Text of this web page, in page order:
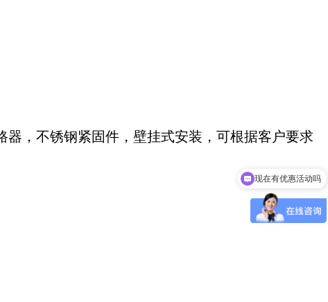
，不锈钢紧固件，壁挂式安装，可根据客户要求
现在有优惠活动吗